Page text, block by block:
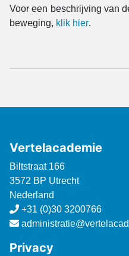
Voor een beschrijving van
beweging, klik hier.
Vertelacademie
Biltstraat 166
3572 BP Utrecht
Nederland
+31 (0)30 3200766
Privacy